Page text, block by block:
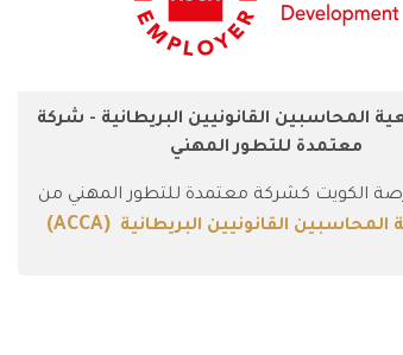
المحاسبين القانونيين البريطانية - شركة
معتمدة للتطور المهني
الكويت كشركة معتمدة للتطور المهني من
القانونيين البريطانية (ACCA)